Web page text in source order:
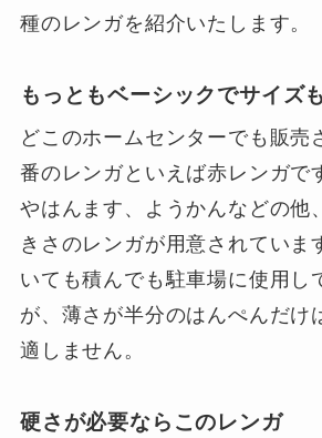
種のレンガを紹介いたします。
もっともベーシックでサイズ
どこのホームセンターでも販売
番のレンガといえば赤レンガで
やはんます、ようかんなどの他
きさのレンガが用意されていま
いても積んでも駐車場に使用し
が、薄さが半分のはんぺんだけ
適しません。
硬さが必要ならこのレンガ